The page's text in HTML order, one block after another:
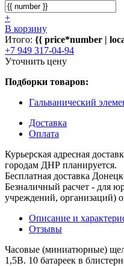
+
В корзину
Итого: {{ price*number |
+7 949 317-04-94
Уточнить цену
Подборки товаров:
Гальванический
Доставка
Оплата
Курьерская адресная
городам ДНР планируется.
Бесплатная доставка
Безналичный расчет - для
учреждений, организаций)
Описание и
Отзывы
Часовые (миниатюрные)
1,5В. 10 батареек в